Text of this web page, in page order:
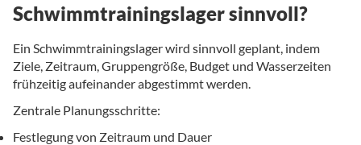
Schwimmtrainingslager sinnvoll?
Ein Schwimmtrainingslager wird sinnvoll geplant, indem
Ziele, Zeitraum, Gruppengröße, Budget und Wasserzeiten
frühzeitig aufeinander abgestimmt werden.
Zentrale Planungsschritte:
Festlegung von Zeitraum und Dauer